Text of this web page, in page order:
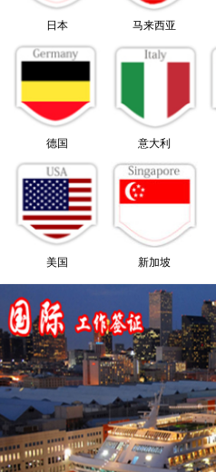
日本 马来西亚
德国 意大利
美国 新加坡